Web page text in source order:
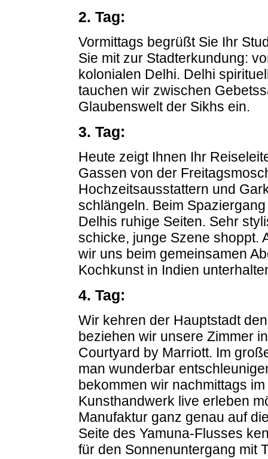
2. Tag:
Vormittags begrüßt Sie Ihr
Sie mit zur Stadterkundung:
kolonialen Delhi. Delhi
tauchen wir zwischen
Glaubenswelt der Sikhs ein.
3. Tag:
Heute zeigt Ihnen Ihr
Gassen von der
Hochzeitsausstattern und
schlängeln. Beim
Delhis ruhige Seiten. Sehr
schicke, junge Szene shoppt.
wir uns beim gemeinsamen
Kochkunst in Indien
4. Tag:
Wir kehren der Hauptstadt
beziehen wir unsere Zimmer
Courtyard by Marriott. Im
man wunderbar
bekommen wir nachmittags
Kunsthandwerk live erleben
Manufaktur ganz genau auf
Seite des Yamuna-Flusses
für den Sonnenuntergang mit